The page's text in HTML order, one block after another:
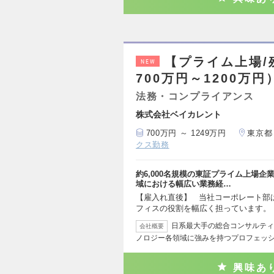
NEW
【プライム上場
700万円～1200万円
法務・コンプライアンス
株式会社ベイカレント
700万円 ～ 1249万円
東京都
クス勤務
約6,000名規模の東証プライム上場企
域における幅広い業務経…
【雇入れ直後】 当社コーポレート
フィスの役割を幅広く担っています
会社概要
日系最大手の総合コンサルテ
ノロジー各領域に強みを持つプロフェッ
興味あ